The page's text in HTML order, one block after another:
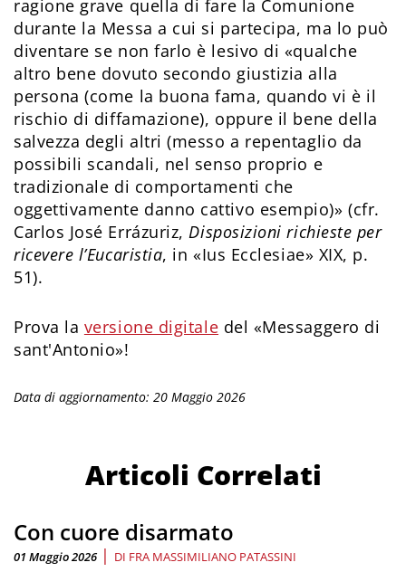
ragione grave quella di fare la Comunione
durante la Messa a cui si partecipa, ma lo può
diventare se non farlo è lesivo di «qualche
altro bene dovuto secondo giustizia alla
persona (come la buona fama, quando vi è il
rischio di diffamazione), oppure il bene della
salvezza degli altri (messo a repentaglio da
possibili scandali, nel senso proprio e
tradizionale di comportamenti che
oggettivamente danno cattivo esempio)» (cfr.
Carlos José Errázuriz,Disposizioni richieste per
ricevere l’Eucaristia, in «Ius Ecclesiae» XIX, p.
51).
Prova la versione digitale del «Messaggero di
sant'Antonio»!
Data di aggiornamento: 20 Maggio 2026
Articoli Correlati
Con cuore disarmato
01 Maggio 2026 | DI FRA MASSIMILIANO PATASSINI